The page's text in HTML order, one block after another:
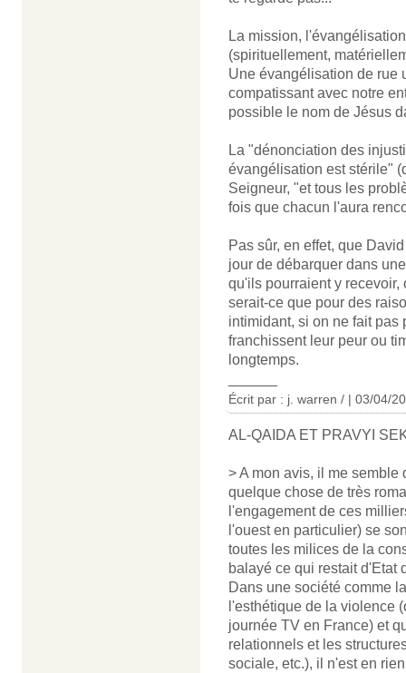
La mission,
(spirituellement,
Une évangélisation de rue
compatissant avec notre
possible le nom de Jésus
La "dénonciation des
évangélisation est stérile"
Seigneur, "et tous les
fois que chacun l'aura
Pas sûr, en effet, que
jour de débarquer dans
qu'ils pourraient y
serait-ce que pour des
intimidant, si on ne fait pas
franchissent leur peur ou
longtemps.
Écrit par : j. warren / | 03/04/
AL-QAIDA ET PRAVYI
> A mon avis, il me
quelque chose de très
l'engagement de ces
l'ouest en particulier) se
toutes les milices de la
balayé ce qui restait d'Etat
Dans une société comme
l'esthétique de la violence
journée TV en France) et
relationnels et les
sociale, etc.), il n'est en